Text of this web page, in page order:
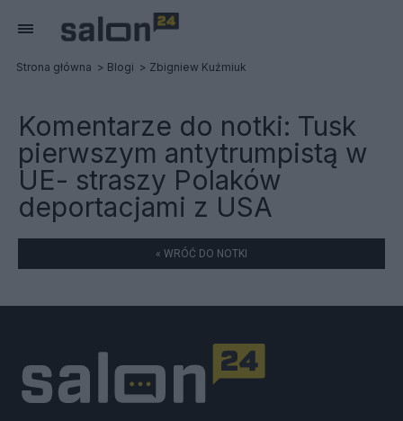
Strona główna Blogi Zbigniew Kuźmiuk
Komentarze do notki: Tusk
pierwszym antytrumpistą w
UE- straszy Polaków
deportacjami z USA
« WRÓĆ DO NOTKI